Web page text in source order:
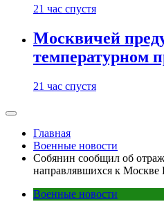
21 час спустя
Москвичей
температурном
21 час спустя
Главная
Военные новости
Собянин сообщил об
направлявшихся к
Военные новости